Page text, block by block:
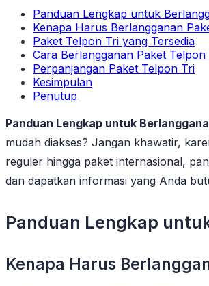
Panduan Lengkap untuk
Kenapa Harus Berlangganan
Paket Telpon Tri yang Tersedia
Cara Berlangganan Paket Telpon
Perpanjangan Paket Telpon Tri
Kesimpulan
Penutup
Panduan Lengkap untuk
mudah diakses? Jangan khawatir,
reguler hingga paket internasional,
dan dapatkan informasi yang Anda
Panduan Lengkap
Kenapa Harus